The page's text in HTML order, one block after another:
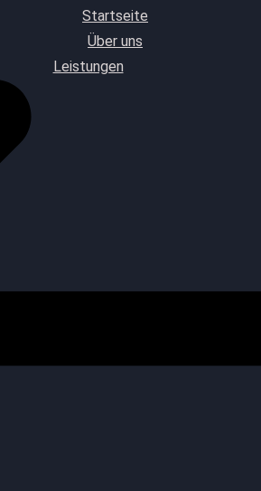
Startseite
Über uns
Leistungen